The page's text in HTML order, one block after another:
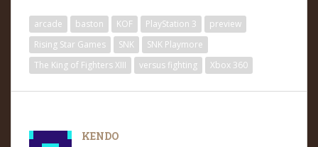
arcade baston KOF PlayStation 3
preview
Rising Star Games
SNK
SNK Playmore
The King of Fighters XIII
versus fighting Xbox 360
KENDO